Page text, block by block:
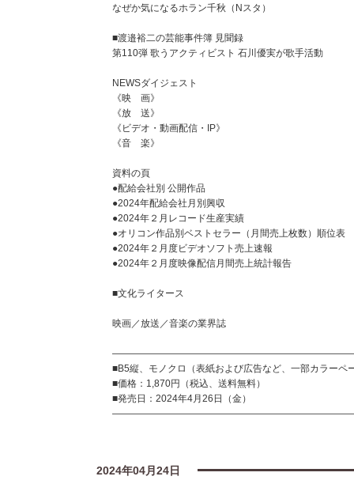
なぜか気になるホラン千秋（Nスタ）
■渡邉裕二の芸能事件簿 見聞録
第110弾 歌うアクティビスト 石川優実が歌手活動
NEWSダイジェスト
《映 画》
《放 送》
《ビデオ・動画配信・IP》
《音 楽》
資料の頁
●配給会社別 公開作品
●2024年配給会社月別興収
●2024年２月レコード生産実績
●オリコン作品別ベストセラー（月間売上枚数）順位表
●2024年２月度ビデオソフト売上速報
●2024年２月度映像配信月間売上統計報告
■文化ライタース
映画／放送／音楽の業界誌
■B5縦、モノクロ（表紙および広告など、一部カラーペ
■価格：1,870円（税込、送料無料）
■発売日：2024年4月26日（金）
2024年04月24日